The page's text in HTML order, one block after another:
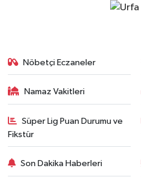
Nöbetçi Eczaneler
Namaz Vakitleri
Süper Lig Puan Durumu ve
Fikstür
Son Dakika Haberleri